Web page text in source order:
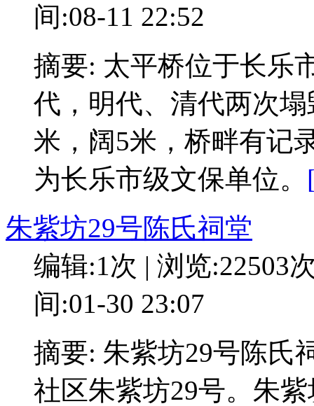
间:08-11 22:52
摘要: 太平桥位于长乐
代，明代、清代两次
米，阔5米，桥畔有记
为长乐市级文保单位。
朱紫坊29号陈氏祠堂
编辑:1次 | 浏览:22503
间:01-30 23:07
摘要: 朱紫坊29号陈氏
社区朱紫坊29号。朱